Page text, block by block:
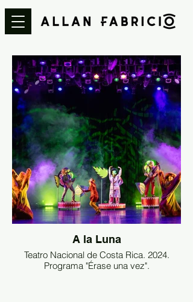
A la Luna
Teatro Nacional de Costa Rica. 2024.
Programa "Érase una vez".